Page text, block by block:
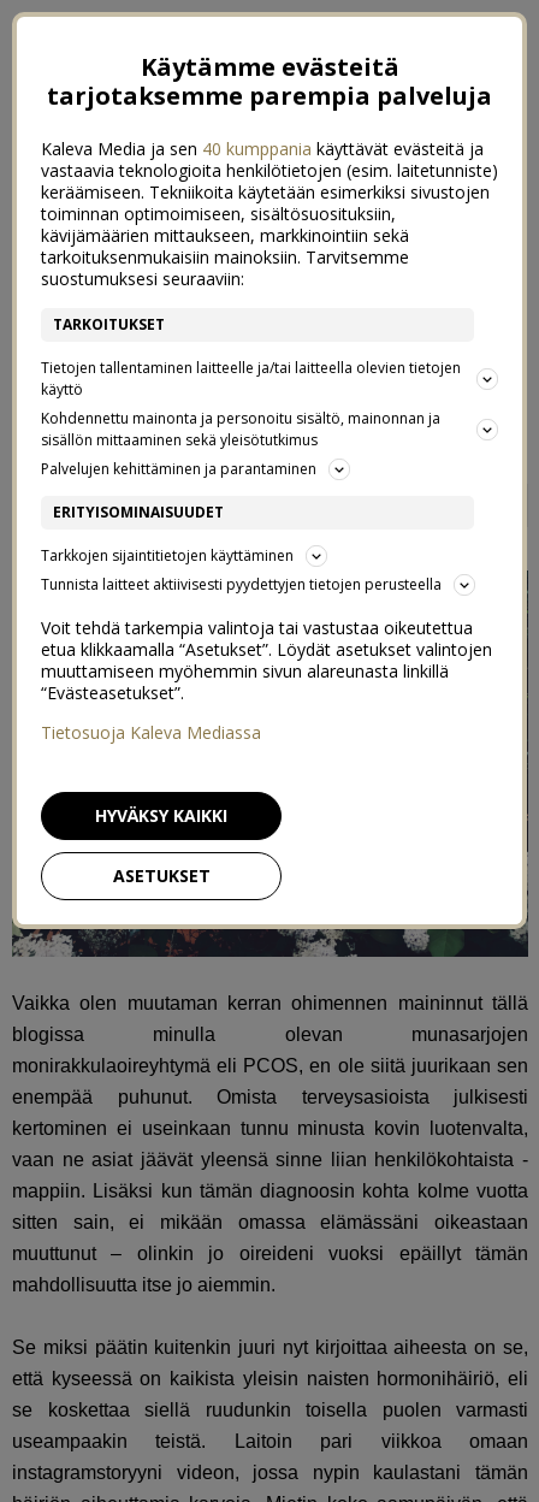
MIKÄ IHMEEN PCOS
Vaikka olen muutaman kerran ohimennen maininnut tällä
blogissa minulla olevan munasarjojen
monirakkulaoireyhtymä eli PCOS, en ole siitä juurikaan sen
enempää puhunut. Omista terveysasioista julkisesti
kertominen ei useinkaan tunnu minusta kovin luotenvalta,
vaan ne asiat jäävät yleensä sinne liian henkilökohtaista -
mappiin. Lisäksi kun tämän diagnoosin kohta kolme vuotta
sitten sain, ei mikään omassa elämässäni oikeastaan
muuttunut – olinkin jo oireideni vuoksi epäillyt tämän
mahdollisuutta itse jo aiemmin.
Se miksi päätin kuitenkin juuri nyt kirjoittaa aiheesta on se,
että kyseessä on kaikista yleisin naisten hormonihäiriö, eli
se koskettaa siellä ruudunkin toisella puolen varmasti
useampaakin teistä. Laitoin pari viikkoa omaan
instagramstoryyni videon, jossa nypin kaulastani tämän
Käytämme evästeitä
tarjotaksemme parempia palveluja
Kaleva Media ja sen 40 kumppania käyttävät evästeitä ja
vastaavia teknologioita henkilötietojen (esim. laitetunniste)
keräämiseen. Tekniikoita käytetään esimerkiksi sivustojen
toiminnan optimoimiseen, sisältösuosituksiin,
kävijämäärien mittaukseen, markkinointiin sekä
tarkoituksenmukaisiin mainoksiin. Tarvitsemme
suostumuksesi seuraaviin:
TARKOITUKSET
Tietojen tallentaminen laitteelle ja/tai laitteella olevien tietojen
käyttö
Kohdennettu mainonta ja personoitu sisältö, mainonnan ja
sisällön mittaaminen sekä yleisötutkimus
Palvelujen kehittäminen ja parantaminen
ERITYISOMINAISUUDET
Tarkkojen sijaintitietojen käyttäminen
Tunnista laitteet aktiivisesti pyydettyjen tietojen perusteella
Voit tehdä tarkempia valintoja tai vastustaa oikeutettua
etua klikkaamalla “Asetukset”. Löydät asetukset valintojen
muuttamiseen myöhemmin sivun alareunasta linkillä
“Evästeasetukset”.
Tietosuoja Kaleva Mediassa
ASETUKSET
HYVÄKSY KAIKKI